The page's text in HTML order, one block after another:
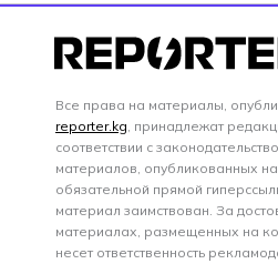
Все права на материалы,
reporter.kg, принадлежат
соответствии с
материалов, опубликованных на
обязательной прямой
материал заимствован. За
материалах, размещенных на
несет ответственность